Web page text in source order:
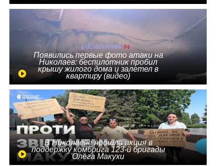
Появились первые фото атаки на
Николаев: беспилотник пробил
крышу жилого дома и залетел в
квартиру (видео)
В Николаеве прошла акция в
поддержку комбрига 123-й бригады
Олега Макухи